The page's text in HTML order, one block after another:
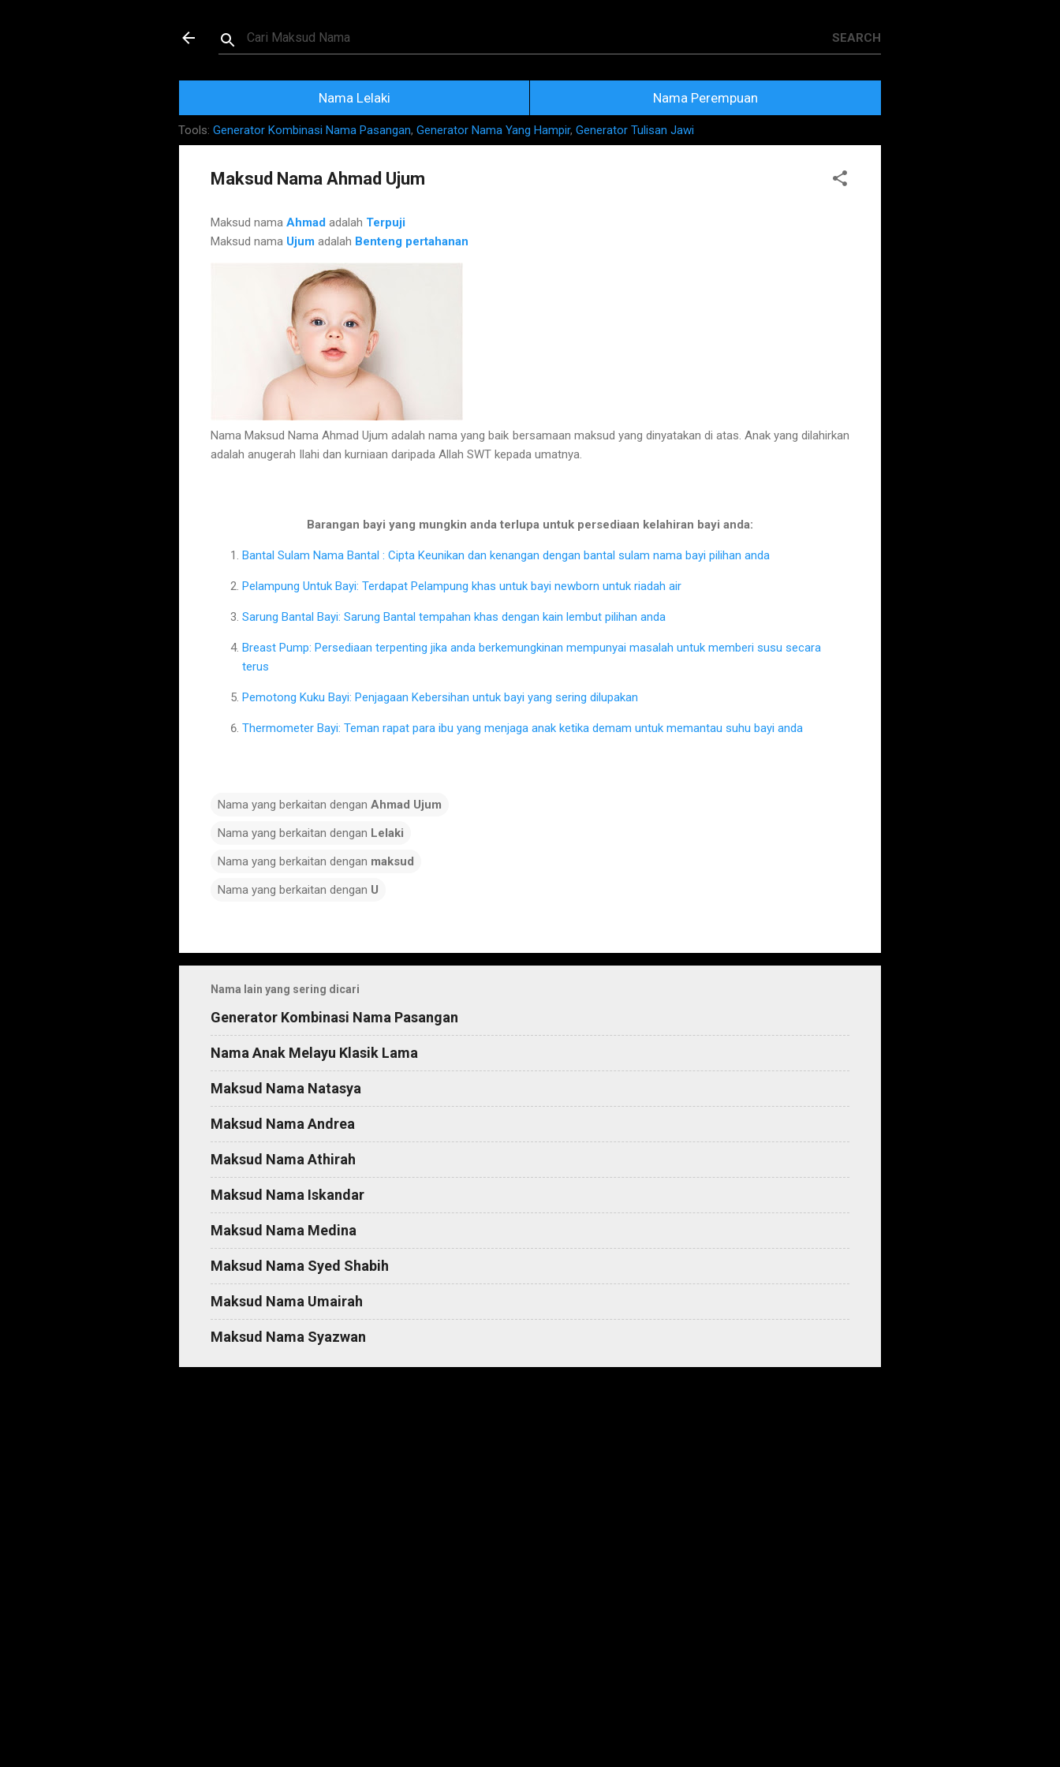
Maksud dan Makna Nama Rujukan Terkini
Nama Lelaki Nama Perempuan
Tools: Generator Kombinasi Nama Pasangan, Generator Nama Yang Hampir, Generator Tulisan Jawi
Maksud Nama Ahmad Ujum
Maksud nama Ahmad adalah Terpuji
Maksud nama Ujum adalah Benteng pertahanan
Nama Maksud Nama Ahmad Ujum adalah nama yang baik bersamaan maksud yang dinyatakan di atas. Anak yang dilahirkan
adalah anugerah Ilahi dan kurniaan daripada Allah SWT kepada umatnya.
Barangan bayi yang mungkin anda terlupa untuk persediaan kelahiran bayi anda:
Bantal Sulam Nama Bantal : Cipta Keunikan dan kenangan dengan bantal sulam nama bayi pilihan anda
Pelampung Untuk Bayi: Terdapat Pelampung khas untuk bayi newborn untuk riadah air
Sarung Bantal Bayi: Sarung Bantal tempahan khas dengan kain lembut pilihan anda
Breast Pump: Persediaan terpenting jika anda berkemungkinan mempunyai masalah untuk memberi susu secara
terus
Pemotong Kuku Bayi: Penjagaan Kebersihan untuk bayi yang sering dilupakan
Thermometer Bayi: Teman rapat para ibu yang menjaga anak ketika demam untuk memantau suhu bayi anda
Nama yang berkaitan dengan Ahmad Ujum
Nama yang berkaitan dengan Lelaki
Nama yang berkaitan dengan maksud
Nama yang berkaitan dengan U
e
n
t
s
Nama lain yang sering dicari
Generator Kombinasi Nama Pasangan
Nama Anak Melayu Klasik Lama
Maksud Nama Natasya
Maksud Nama Andrea
Maksud Nama Athirah
Maksud Nama Iskandar
Maksud Nama Medina
Maksud Nama Syed Shabih
Maksud Nama Umairah
Maksud Nama Syazwan